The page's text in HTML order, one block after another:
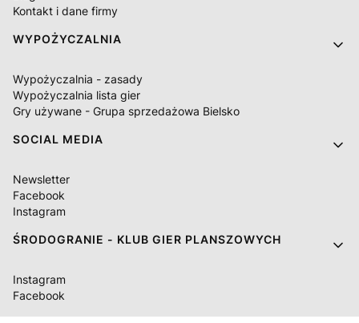
Kontakt i dane firmy
WYPOŻYCZALNIA
Wypożyczalnia - zasady
Wypożyczalnia lista gier
Gry używane - Grupa sprzedażowa Bielsko
SOCIAL MEDIA
Newsletter
Facebook
Instagram
ŚRODOGRANIE - KLUB GIER PLANSZOWYCH
Instagram
Facebook